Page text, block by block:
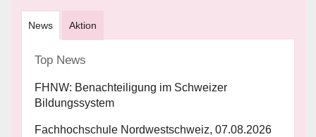
News Aktion
Top News
FHNW: Benachteiligung im Schweizer
Bildungssystem
Fachhochschule Nordwestschweiz, 07.08.2026